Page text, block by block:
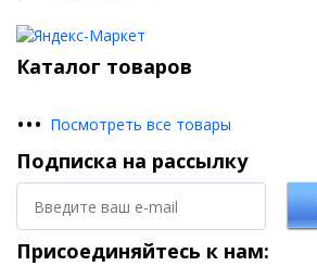
Каталог товаров
••• Посмотреть все товары
Подписка на рассылку
Присоединяйтесь к нам: